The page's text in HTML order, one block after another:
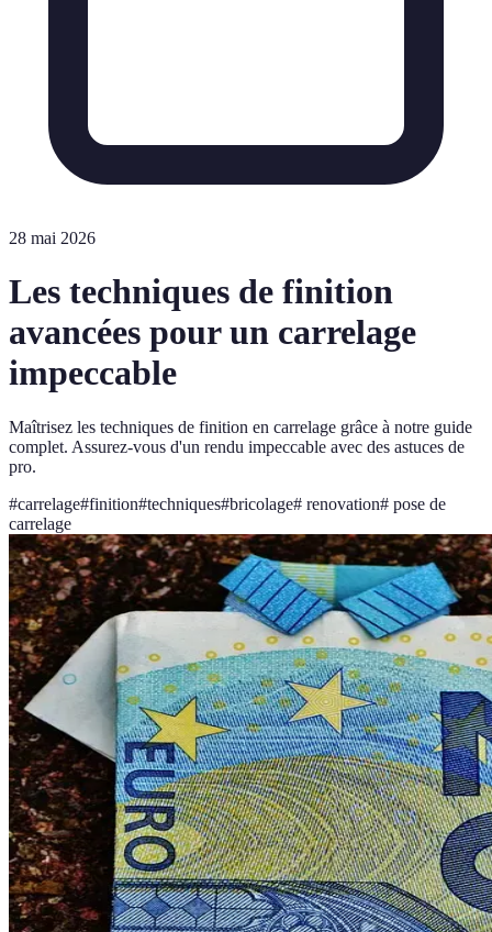
28 mai 2026
Les techniques de finition
avancées pour un carrelage
impeccable
Maîtrisez les techniques de finition en carrelage grâce à notre guide
complet. Assurez-vous d'un rendu impeccable avec des astuces de
pro.
#carrelage#finition#techniques#bricolage# renovation# pose de
carrelage